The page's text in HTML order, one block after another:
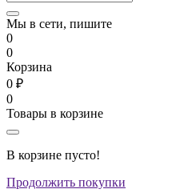
Мы в сети, пишите
0
0
Корзина
0 ₽
0
Товары в корзине
В корзине пусто!
Продолжить покупки